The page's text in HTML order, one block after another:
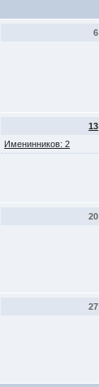
6
13
Именинников: 2
20
27